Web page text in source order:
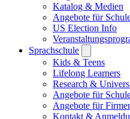
Katalog & Medien
Angebote für
US Election Info
Sprachschule
submenu
Kids & Teens
Lifelong Learners
Research &
Angebote für
Angebote für
Kontakt &